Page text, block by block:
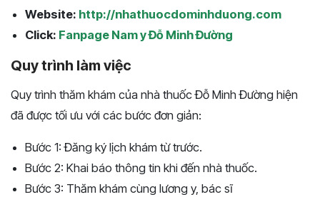
Website: http://nhathuocdominhduong.com
Click: Fanpage Nam y Đỗ Minh Đường
Quy trình làm việc
Quy trình thăm khám của nhà thuốc Đỗ Minh Đường hiện
đã được tối ưu với các bước đơn giản:
Bước 1: Đăng ký lịch khám từ trước.
Bước 2: Khai báo thông tin khi đến nhà thuốc.
Bước 3: Thăm khám cùng lương y, bác sĩ